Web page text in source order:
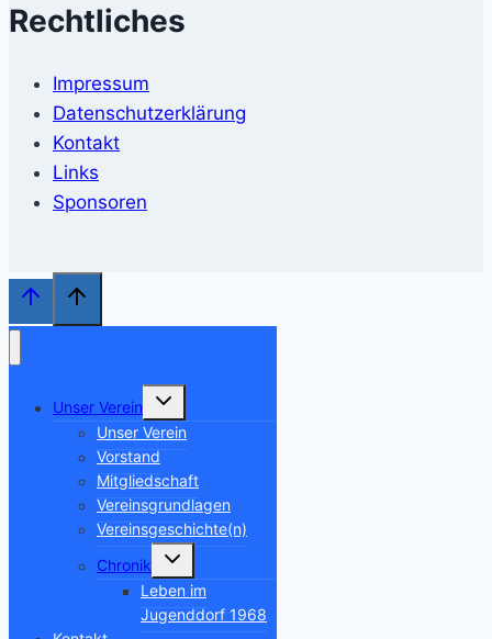
Rechtliches
Impressum
Datenschutzerklärung
Kontakt
Links
Sponsoren
Unser Verein
Untermenü
umschalten
Unser Verein
Vorstand
Mitgliedschaft
Vereinsgrundlagen
Vereinsgeschichte(n)
Chronik
Untermenü
umschalten
Leben im
Jugenddorf 1968